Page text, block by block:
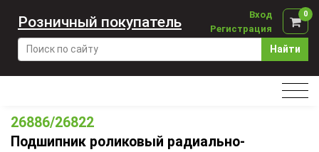
Найти
Вход
Регистрация
0
Розничный покупатель
26886/26822
Подшипник роликовый радиально-